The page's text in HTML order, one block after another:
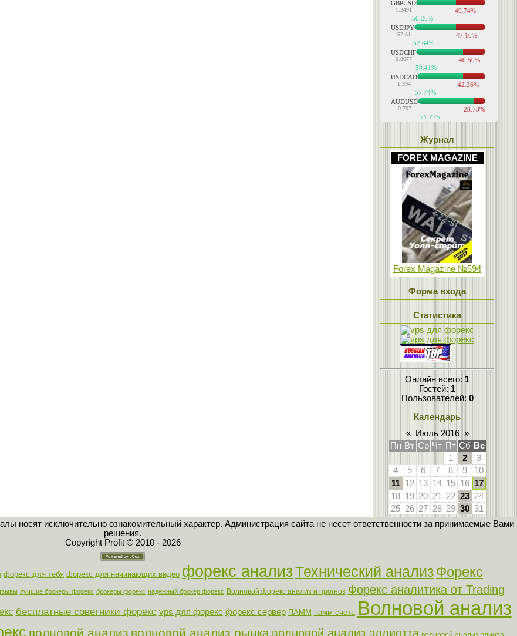
Журнал
FOREX MAGAZINE
Forex Magazine №594
Форма входа
Статистика
Онлайн всего: 1
Гостей: 1
Пользователей: 0
Календарь
«
Июль 2016 »
Пн Вт Ср Чт Пт Сб Вс
1
2
3
4
5 6 7 8 9
10
11 12 13 14 15 16 17
18 19 20 21 22 23 24
25 26 27 28 29 30 31
носят исключительно ознакомительный характер. Администрация сайта не несет ответственности за принимаемые Вами
решения.
Copyright Profit © 2010 - 2026
форекс для тебя форекс для начинающих видео форекс анализТехнический анализФорекс
лучшие брокеры форекс брокеры форекс надежный брокер форекс Волновой форекс анализ и прогноз Форекс аналитика от Trading
бесплатные советники форекс vps для форекс форекс сервер ПАММ памм счета Волновой анализ
волновой анализ волновой анализ рынка волновой анализ эллиотта